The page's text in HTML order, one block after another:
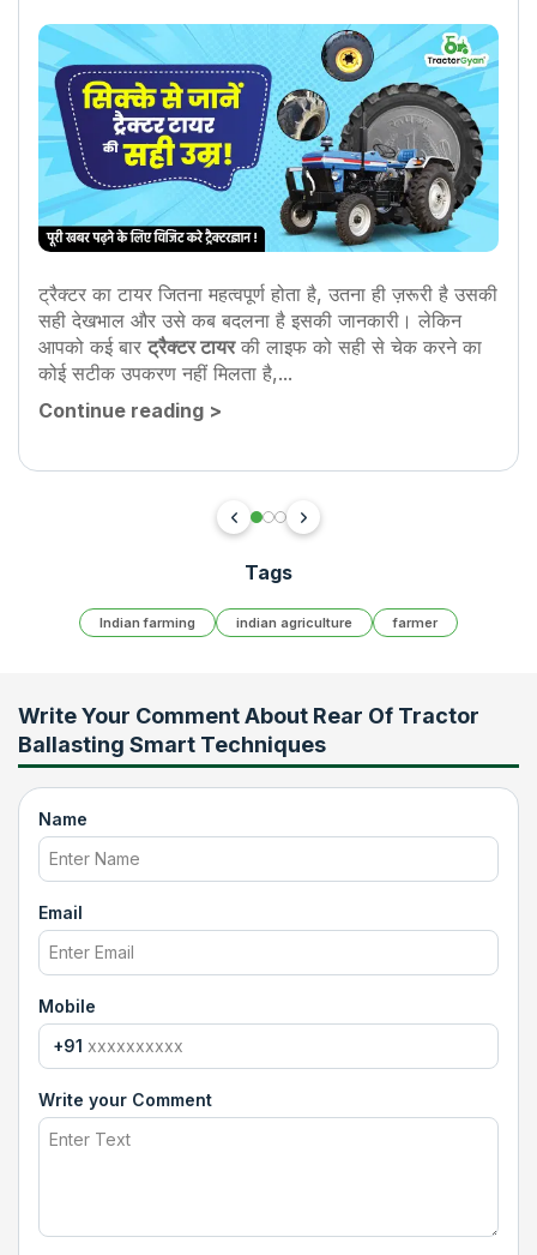
ट्रैक्टर का टायर जितना महत्वपूर्ण होता है, उतना ही ज़रूरी है उसकी
सही देखभाल और उसे कब बदलना है इसकी जानकारी। लेकिन
आपको कई बारट्रैक्टर टायरकी लाइफ को सही से चेक करने का
कोई सटीक उपकरण नहीं मिलता है,...
Continue reading >
Tags
Indian farming indian agriculture farmer
Write Your Comment About Rear Of Tractor
Ballasting Smart Techniques
Name
Email
Mobile
+91
Write your Comment